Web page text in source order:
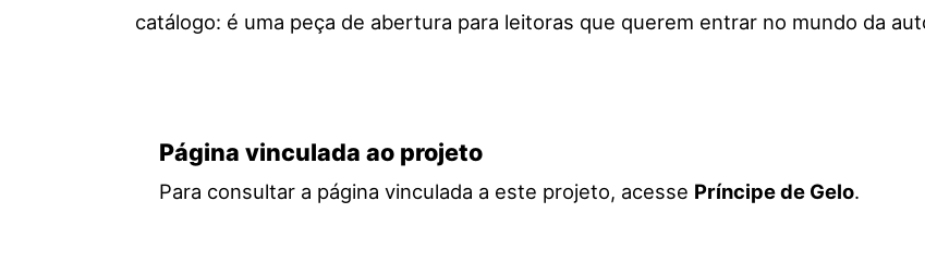
catálogo: é uma peça de abertura para leitoras que querem entrar no mundo da
Página vinculada ao projeto
Para consultar a página vinculada a este projeto, acesse Príncipe de Gelo.